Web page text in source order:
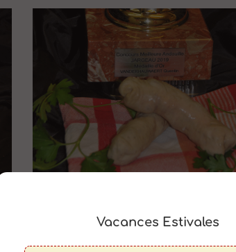
Jargeau 2019
Vacances Estivales